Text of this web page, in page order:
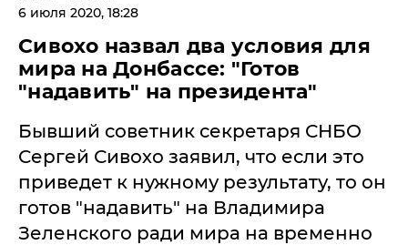
6 июля 2020, 18:28
Сивохо назвал два условия для
мира на Донбассе: "Готов
"надавить" на президента"
Бывший советник секретаря СНБО
Сергей Сивохо заявил, что если это
приведет к нужному результату, то он
готов "надавить" на Владимира
Зеленского ради мира на временно